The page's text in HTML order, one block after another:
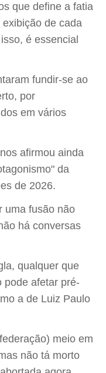
que define a fatia
de cada
é essencial
fundir-se ao
por
em vários
afirmou ainda
da
de 2026.
uma fusão não
há conversas
qualquer que
pode afetar pré-
a de Luiz Paulo
meio em
não tá morto